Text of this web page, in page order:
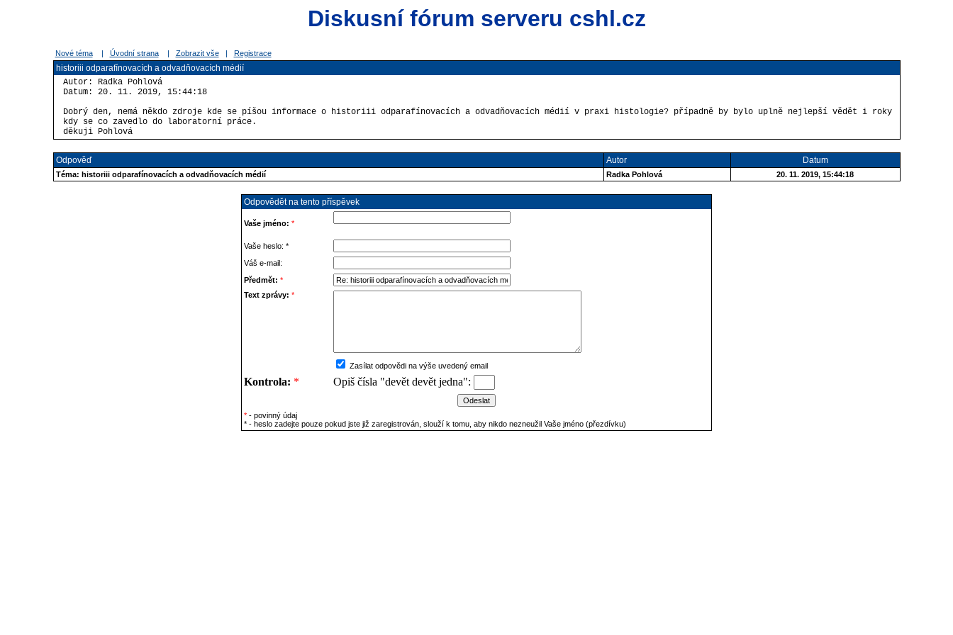
Diskusní fórum serveru cshl.cz
Nové téma| Úvodní strana| Zobrazit vše| Registrace
historiii odparafínovacích a odvadňovacích médií
Autor: Radka Pohlová
Datum: 20. 11. 2019, 15:44:18
Dobrý den, nemá někdo zdroje kde se píšou informace o historiii odparafínovacích a odvadňovacích médií v praxi histologie? případně by bylo uplně nejlepší vědět i roky
kdy se co zavedlo do laboratorní práce.
děkuji Pohlová
Odpověď Autor Datum
Téma: historiii odparafínovacích a odvadňovacích médií Radka Pohlová 20. 11. 2019, 15:44:18
Odpovědět na tento příspěvek
Vaše jméno: *
Vaše heslo: *
Váš e-mail:
Předmět: *
Text zprávy: *
Zasílat odpovědi na výše uvedený email
Kontrola: * Opiš čísla "devět devět jedna":
* - povinný údaj
* - heslo zadejte pouze pokud jste již zaregistrován, slouží k tomu, aby nikdo nezneužil Vaše jméno (přezdívku)